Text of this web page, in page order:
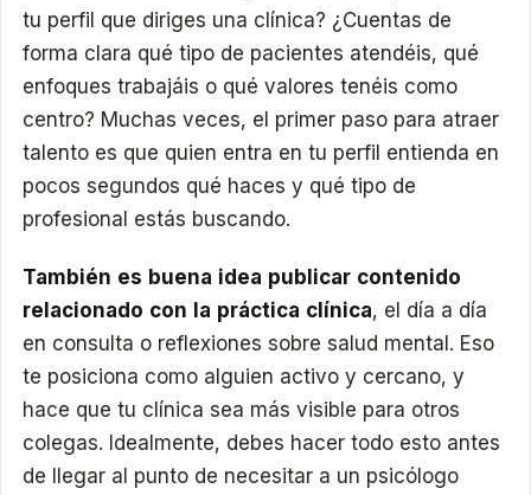
tu perfil que diriges una clínica? ¿Cuentas de
forma clara qué tipo de pacientes atendéis, qué
enfoques trabajáis o qué valores tenéis como
centro? Muchas veces, el primer paso para atraer
talento es que quien entra en tu perfil entienda en
pocos segundos qué haces y qué tipo de
profesional estás buscando.
También es buena idea publicar contenido
relacionado con la práctica clínica, el día a día
en consulta o reflexiones sobre salud mental. Eso
te posiciona como alguien activo y cercano, y
hace que tu clínica sea más visible para otros
colegas. Idealmente, debes hacer todo esto antes
de llegar al punto de necesitar a un psicólogo